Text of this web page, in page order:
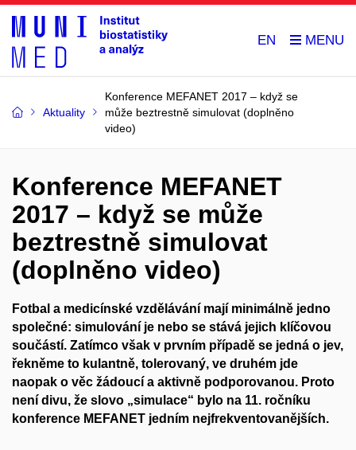
EN
Aktuality
Konference MEFANET 2017 – když se
může beztrestně simulovat (doplněno
video)
Konference MEFANET
2017 – když se může
beztrestně simulovat
(doplněno video)
Fotbal a medicínské vzdělávání mají minimálně jedno
společné: simulování je nebo se stává jejich klíčovou
součástí. Zatímco však v prvním případě se jedná o jev,
řekněme to kulantně, tolerovaný, ve druhém jde
naopak o věc žádoucí a aktivně podporovanou. Proto
není divu, že slovo „simulace“ bylo na 11. ročníku
konference MEFANET jedním nejfrekventovanějších.